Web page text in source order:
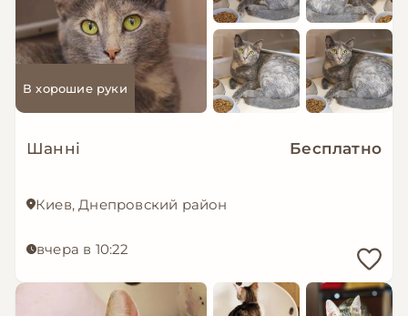
В хорошие руки
Шанні Бесплатно
Киев, Днепровский район
вчера в 10:22